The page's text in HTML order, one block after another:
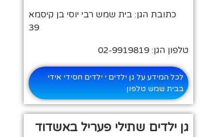
כתובת הגן: בית שמש רבי יוסי בן קיסמא
39
טלפון הגן: 02-9919819
לכל המידע על גן ילדים י ילדים חסידי אידי
בבית שמש טלפון
גן ילדים שתילי פעריל באשדוד